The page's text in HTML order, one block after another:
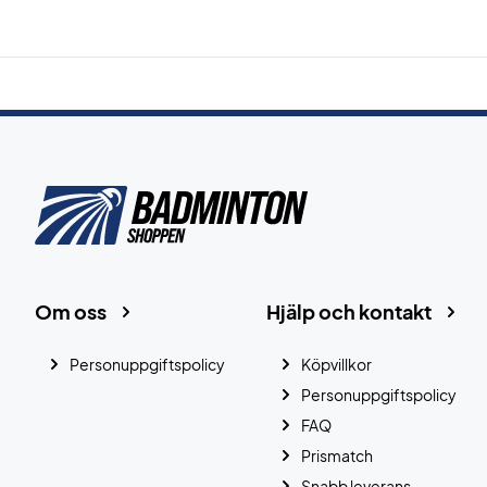
Hjälp och kontakt
Köpvillkor
Personuppgiftspolicy
FAQ
Prismatch
Om oss
Personuppgiftspolicy